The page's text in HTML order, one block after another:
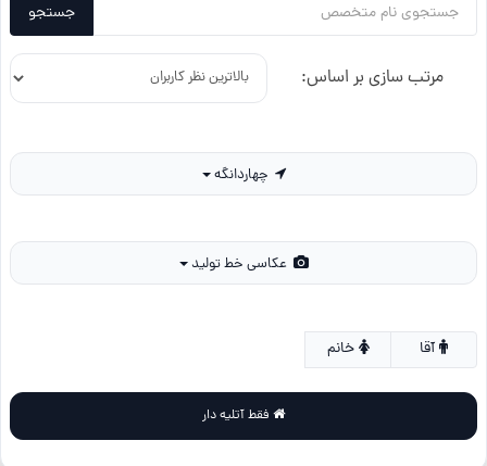
جستجو
مرتب سازی بر اساس:
خانم